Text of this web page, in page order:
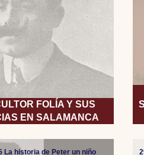
FOLÍA Y SUS
EN SALAMANCA
La historia de Peter un niño